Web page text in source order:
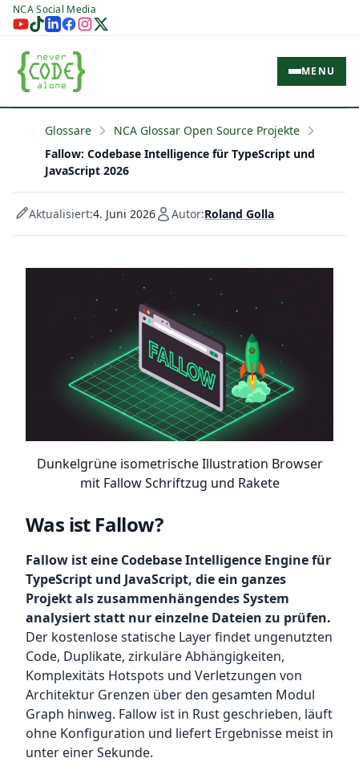
NCA Social Media
MENU
Glossare
NCA Glossar Open Source Projekte
Fallow: Codebase Intelligence für TypeScript und
JavaScript 2026
Aktualisiert:4. Juni 2026 Autor:Roland Golla
Dunkelgrüne isometrische Illustration Browser
mit Fallow Schriftzug und Rakete
Was ist Fallow?
Fallow ist eine Codebase Intelligence Engine für
TypeScript und JavaScript, die ein ganzes
Projekt als zusammenhängendes System
analysiert statt nur einzelne Dateien zu prüfen.
Der kostenlose statische Layer findet ungenutzten
Code, Duplikate, zirkuläre Abhängigkeiten,
Komplexitäts Hotspots und Verletzungen von
Architektur Grenzen über den gesamten Modul
Graph hinweg. Fallow ist in Rust geschrieben, läuft
ohne Konfiguration und liefert Ergebnisse meist in
unter einer Sekunde.